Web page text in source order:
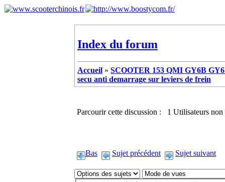
Index du forum
Accueil » SCOOTER 153 QMI GY6B
secu anti demarrage sur leviers de frein
Parcourir cette discussion : 1 Utilisateurs non
Bas Sujet précédent Sujet suivant